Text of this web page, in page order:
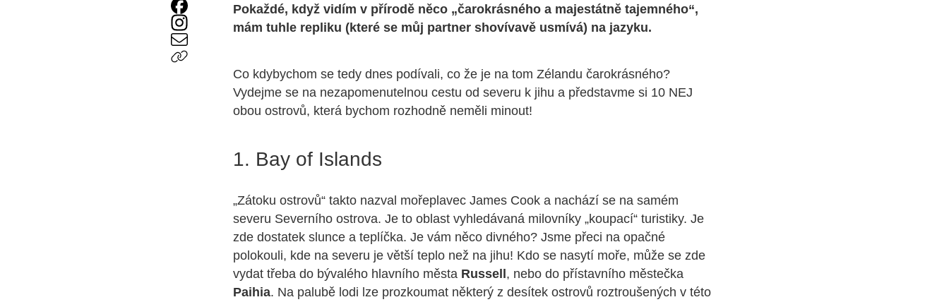
Pokaždé, když vidím v přírodě něco „čarokrásného a majestátně tajemného“,
mám tuhle repliku (které se můj partner shovívavě usmívá) na jazyku.
Co kdybychom se tedy dnes podívali, co že je na tom Zélandu čarokrásného?
Vydejme se na nezapomenutelnou cestu od severu k jihu a představme si 10 NEJ
obou ostrovů, která bychom rozhodně neměli minout!
1. Bay of Islands
„Zátoku ostrovů“ takto nazval mořeplavec James Cook a nachází se na samém
severu Severního ostrova. Je to oblast vyhledávaná milovníky „koupací“ turistiky. Je
zde dostatek slunce a teplíčka. Je vám něco divného? Jsme přeci na opačné
polokouli, kde na severu je větší teplo než na jihu! Kdo se nasytí moře, může se zde
vydat třeba do bývalého hlavního města Russell , nebo do přístavního městečka
Paihia. Na palubě lodi lze prozkoumat některý z desítek ostrovů roztroušených v této